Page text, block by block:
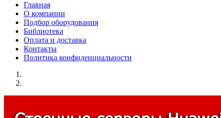
Главная
О компании
Подбор оборудования
Библиотека
Оплата и доставка
Контакты
Политика конфиденциальности